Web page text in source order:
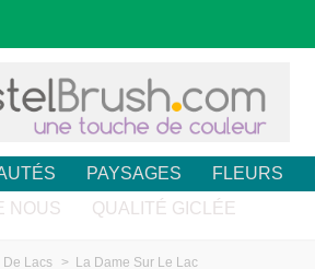
PAYSAGES FLEURS
NOUS
QUALITÉ GICLÉE
De Lacs > La Dame Sur Le Lac